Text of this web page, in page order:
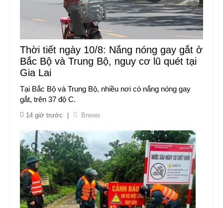
Thời tiết ngày 10/8: Nắng nóng gay gắt ở
Bắc Bộ và Trung Bộ, nguy cơ lũ quét tại
Gia Lai
Tại Bắc Bộ và Trung Bộ, nhiều nơi có nắng nóng gay
gắt, trên 37 độ C.
14 giờ trước Bnews